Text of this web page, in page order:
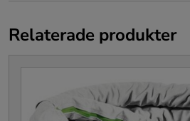
Relaterade produkter